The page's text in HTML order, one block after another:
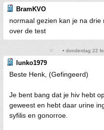
BramKVO
normaal gezien kan je na
over de test
• donderdag 22
lunko1979
Beste Henk, (Gefingeerd)
Je bent bang dat je hiv hebt
geweest en hebt daar urine
syfilis en gonorroe.